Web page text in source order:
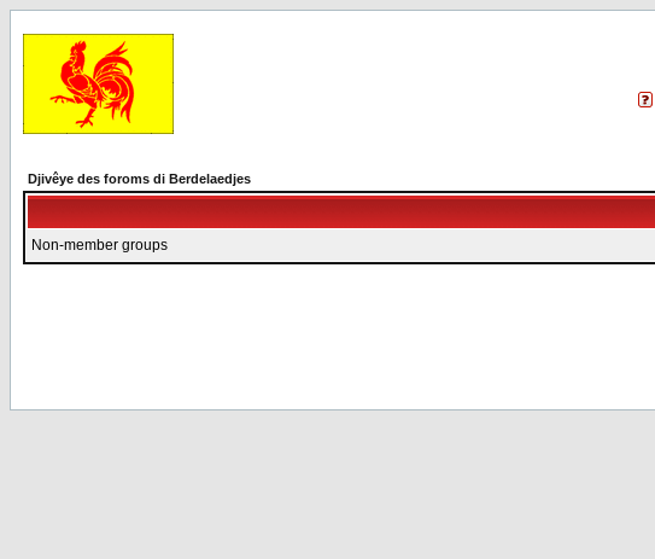
Djivêye des foroms di Berdelaedjes
Non-member groups